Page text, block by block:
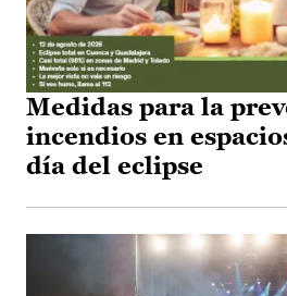
Medidas para la
incendios en
día del eclipse